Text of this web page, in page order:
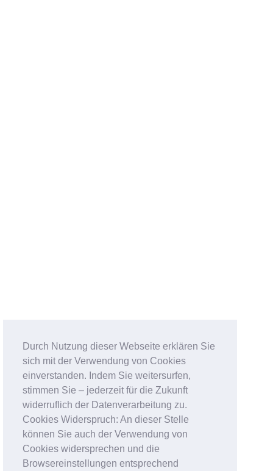
Durch Nutzung dieser Webseite erklären Sie
sich mit der Verwendung von Cookies
einverstanden. Indem Sie weitersurfen,
stimmen Sie – jederzeit für die Zukunft
widerruflich der Datenverarbeitung zu.
Cookies Widerspruch: An dieser Stelle
können Sie auch der Verwendung von
Cookies widersprechen und die
Browsereinstellungen entsprechend